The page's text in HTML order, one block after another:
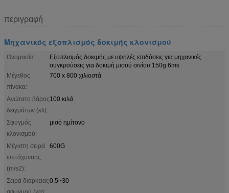
περιγραφή
Μηχανικός εξοπλισμός δοκιμής κλονισμού
Ονομασία:
Εξοπλισμός δοκιμής με υψηλές επιδόσεις για μηχανικές
συγκρούσεις για δοκιμή μισού σινίου 150g 6ms
Μέγεθος
πίνακα:
700 x 800 χιλιοστά
Ανώτατο βάρος
δειγμάτων (κλ):
100 κιλά
Σφυγμός
κλονισμού:
μισό ημίτονο
Μέγιστη σειρά
επιτάχυνσης
(m/s2):
600G
Σειρά διάρκειας0.5~30